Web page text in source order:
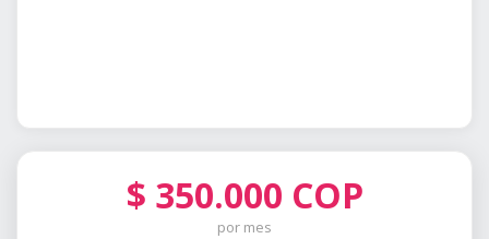
$ 350.000 COP
por mes